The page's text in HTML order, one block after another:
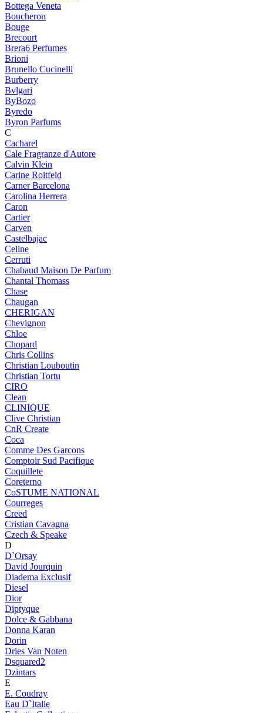
Bottega Veneta
Boucheron
Bouge
Brecourt
Brera6 Perfumes
Brioni
Brunello Cucinelli
Burberry
Bvlgari
ByBozo
Byredo
Byron Parfums
C
Cacharel
Cale Fragranze d'Autore
Calvin Klein
Carine Roitfeld
Carner Barcelona
Carolina Herrera
Caron
Cartier
Carven
Castelbajac
Celine
Cerruti
Chabaud Maison De Parfum
Chantal Thomass
Chase
Chaugan
CHERIGAN
Chevignon
Chloe
Chopard
Chris Collins
Christian Louboutin
Christian Tortu
CIRO
Clean
CLINIQUE
Clive Christian
CnR Create
Coca
Comme Des Garcons
Comptoir Sud Pacifique
Coquillete
Coreterno
CoSTUME NATIONAL
Courreges
Creed
Cristian Cavagna
Czech & Speake
D
D`Orsay
David Jourquin
Diadema Exclusif
Diesel
Dior
Diptyque
Dolce & Gabbana
Donna Karan
Dorin
Dries Van Noten
Dsquared2
Dzintars
E
E. Coudray
Eau D`Italie